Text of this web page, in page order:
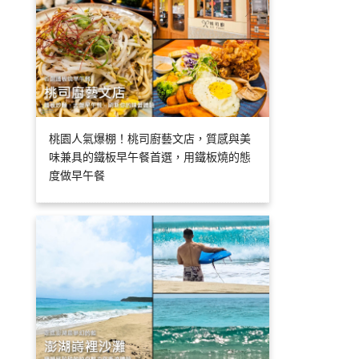
桃園人氣爆棚！桃司廚藝文店，質感與美
味兼具的鐵板早午餐首選，用鐵板燒的態
度做早午餐